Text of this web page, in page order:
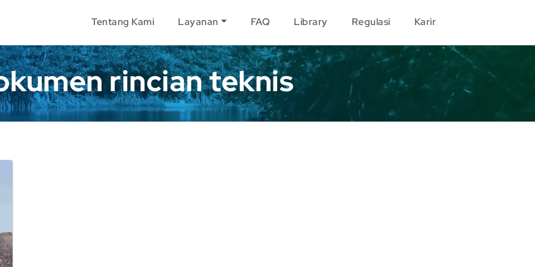
Tentang Kami Layanan FAQ Library Regulasi Karir
rincian teknis